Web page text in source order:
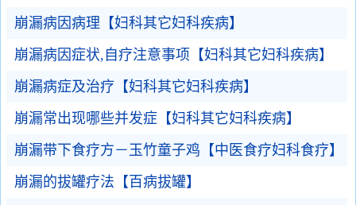
崩漏病因病理【妇科其它妇科疾病】
崩漏病因症状,自疗注意事项【妇科其它妇科疾病】
崩漏病症及治疗【妇科其它妇科疾病】
崩漏常出现哪些并发症【妇科其它妇科疾病】
崩漏带下食疗方－玉竹童子鸡【中医食疗妇科食疗】
崩漏的拔罐疗法【百病拔罐】